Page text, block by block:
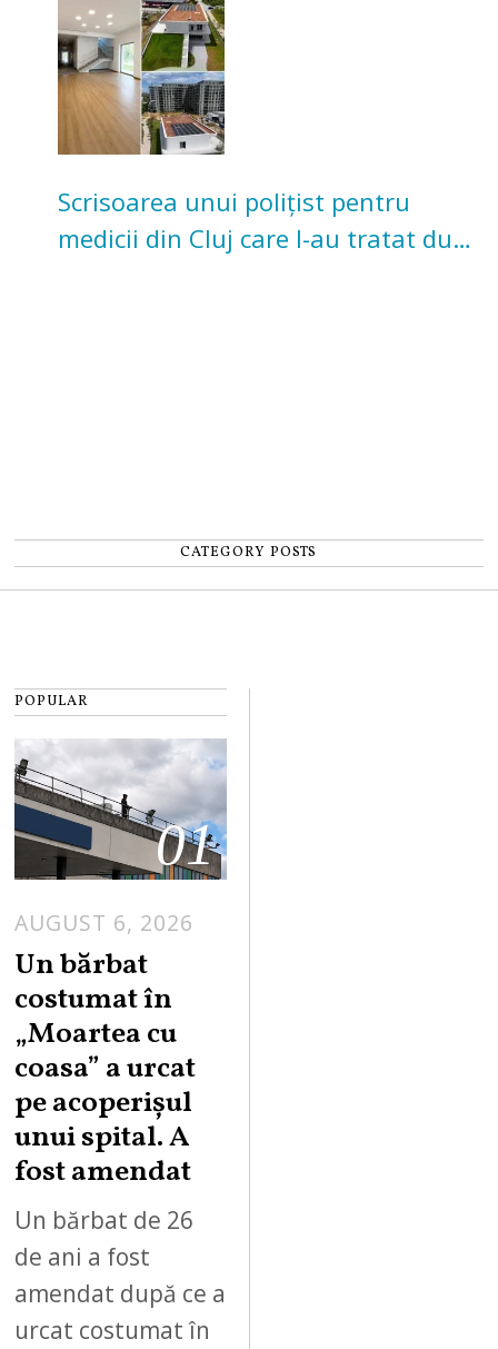
Scrisoarea unui polițist pentru
medicii din Cluj care l-au tratat după
CATEGORY POSTS
POPULAR
01
AUGUST 6, 2026
Un bărbat
costumat în
„Moartea cu
coasa” a urcat
pe acoperișul
unui spital. A
fost amendat
Un bărbat de 26
de ani a fost
amendat după ce a
urcat costumat în